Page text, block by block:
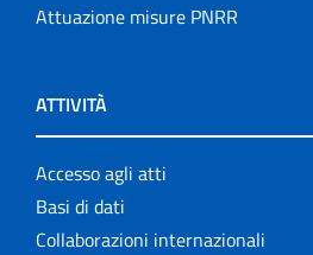
Attuazione misure PNRR
ATTIVITÀ
Accesso agli atti
Basi di dati
Collaborazioni internazionali